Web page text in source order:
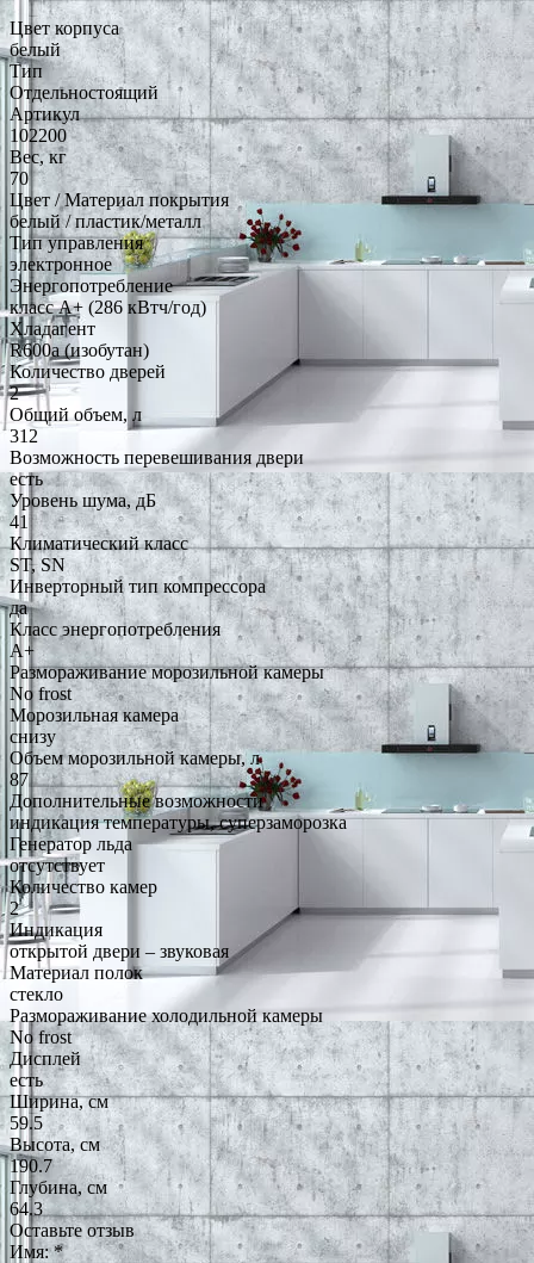
Цвет корпуса
белый
Тип
Отдельностоящий
Артикул
102200
Вес, кг
70
Цвет / Материал покрытия
белый / пластик/металл
Тип управления
электронное
Энергопотребление
класс A+ (286 кВтч/год)
Хладагент
R600a (изобутан)
Количество дверей
2
Общий объем, л
312
Возможность перевешивания двери
есть
Уровень шума, дБ
41
Климатический класс
ST, SN
Инверторный тип компрессора
да
Класс энергопотребления
A+
Размораживание морозильной камеры
No frost
Морозильная камера
снизу
Объем морозильной камеры, л
87
Дополнительные возможности
индикация температуры, суперзаморозка
Генератор льда
отсутствует
Количество камер
2
Индикация
открытой двери – звуковая
Материал полок
стекло
Размораживание холодильной камеры
No frost
Дисплей
есть
Ширина, см
59.5
Высота, см
190.7
Глубина, см
64.3
Оставьте отзыв
Имя:*